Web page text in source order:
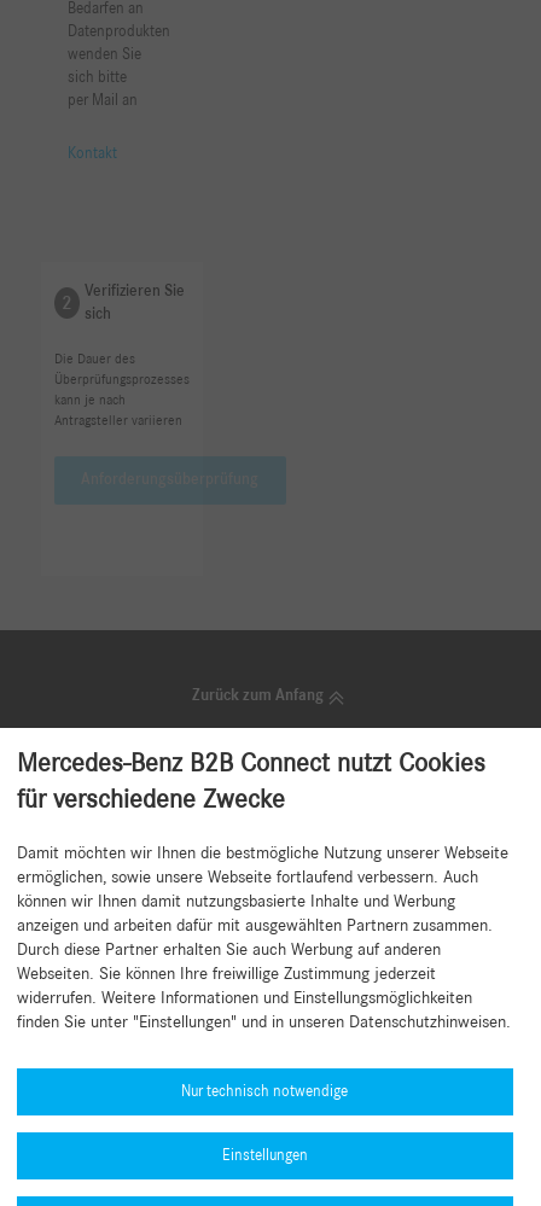
Bedarfen an
Datenprodukten
wenden Sie
sich bitte
per Mail an
Kontakt
2
Verifizieren Sie
sich
Die Dauer des
Überprüfungsprozesses
kann je nach
Antragsteller variieren
Mercedes-Benz B2B Connect nutzt Cookies
für verschiedene Zwecke
Damit möchten wir Ihnen die bestmögliche Nutzung unserer Webseite
ermöglichen, sowie unsere Webseite fortlaufend verbessern. Auch
können wir Ihnen damit nutzungsbasierte Inhalte und Werbung
anzeigen und arbeiten dafür mit ausgewählten Partnern zusammen.
Durch diese Partner erhalten Sie auch Werbung auf anderen
Webseiten. Sie können Ihre freiwillige Zustimmung jederzeit
widerrufen. Weitere Informationen und Einstellungsmöglichkeiten
finden Sie unter "Einstellungen" und in unseren Datenschutzhinweisen.
Nur technisch notwendige
Einstellungen
Zurück zum Anfang
Nichts mehr verpassen!
Unser kostenloser Newsletter versorgt Sie regelmäßig mit Neuigkeiten,
Top Angeboten, Tipps und attraktiven Aktionen für Ihren Betrieb.
Newsletter abonnieren
Hilfe benötigt?
Mercedes-Benz Global Training
News